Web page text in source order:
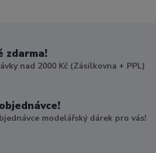
zdarma!
nad 2000 Kč (Zásilkovna + PPL)
modelářský dárek pro vás!